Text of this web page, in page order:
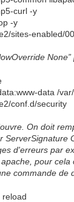
curl -y
-y
sites-enabled/
None”
data /
conf.d/security
On doit
ServerSignature
d'erreurs par
pour
commande de
reload